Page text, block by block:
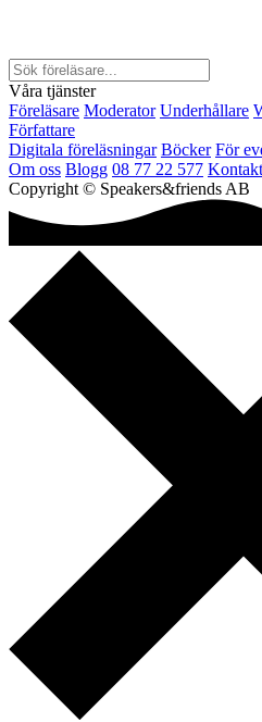
Våra tjänster
Föreläsare Moderator Underhållare
Författare
Digitala föreläsningar Böcker För
Om oss Blogg 08 77 22 577
Copyright © Speakers&friends AB